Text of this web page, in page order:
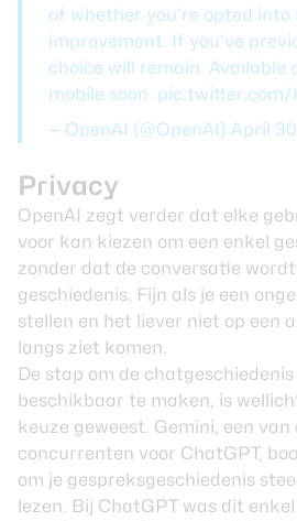
of whether you’re opted
improvement. If you’ve
choice will remain. Available
mobile soon. pic.twitter.com/
— OpenAI (@OpenAI) April
Privacy
OpenAI zegt verder dat elke
voor kan kiezen om een enkel
zonder dat de conversatie
geschiedenis. Fijn als je een
stellen en het liever niet op een
langs ziet komen.
De stap om de
beschikbaar te maken, is
keuze geweest. Gemini, een
concurrenten voor ChatGPT,
om je gespreksgeschiedenis
lezen. Bij ChatGPT was dit